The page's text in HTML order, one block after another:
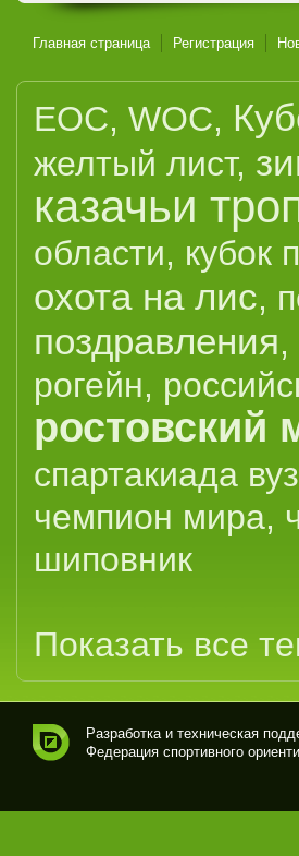
Главная страница Регистрация
EOC, WOC,
желтый лист,
казачьи
области, кубок
охота на лис,
поздравления,
рогейн,
ростовский
спартакиада
чемпион мира,
шиповник
Показать все
вно
Разработка и техническая
Федерация спортивного